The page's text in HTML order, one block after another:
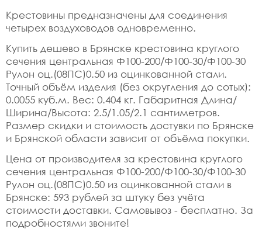
Крестовины предназначены для соединения
четырех воздуховодов одновременно.
Купить дешево в Брянске крестовина круглого
сечения центральная Ф100-200/Ф100-30/Ф100-30
Рулон оц.(08ПС)0.50 из оцинкованной стали.
Точный объём изделия (без округления до сотых):
0.0055 куб.м. Вес: 0.404 кг. Габаритная Длина/
Ширина/Высота: 2.5/1.05/2.1 сантиметров.
Размер скидки и стоимость достувки по Брянске
и Брянской области зависит от объёма покупки.
Цена от производителя за крестовина круглого
сечения центральная Ф100-200/Ф100-30/Ф100-30
Рулон оц.(08ПС)0.50 из оцинкованной стали в
Брянске: 593 рублей за штуку без учёта
стоимости доставки. Самовывоз - бесплатно. За
подробностями звоните!